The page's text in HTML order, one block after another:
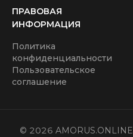
ПРАВОВАЯ
ИНФОРМАЦИЯ
Политика
конфиденциальности
Пользовательское
соглашение
© 2026 AMORUS.ONLINE